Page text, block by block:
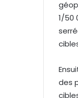
1/50
des